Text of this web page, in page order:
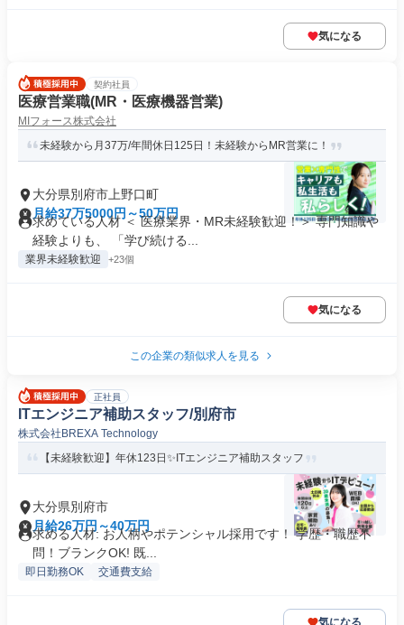
気になる
契約社員
医療営業職(MR・医療機器営業)
MIフォース株式会社
未経験から月37万/年間休日125日！未経験からMR営業に！
大分県別府市上野口町
月給37万5000円～50万円
求めている人材 ＜ 医療業界・MR未経験歓迎！＞ 専門知識や
経験よりも、 「学び続ける...
業界未経験歓迎 +23個
気になる
この企業の類似求人を見る
正社員
ITエンジニア補助スタッフ/別府市
株式会社BREXA Technology
【未経験歓迎】年休123日✨ITエンジニア補助スタッフ
大分県別府市
月給26万円～40万円
求める人材: お人柄やポテンシャル採用です！ 学歴・職歴不
問！ブランクOK! 既...
即日勤務OK 交通費支給
気になる